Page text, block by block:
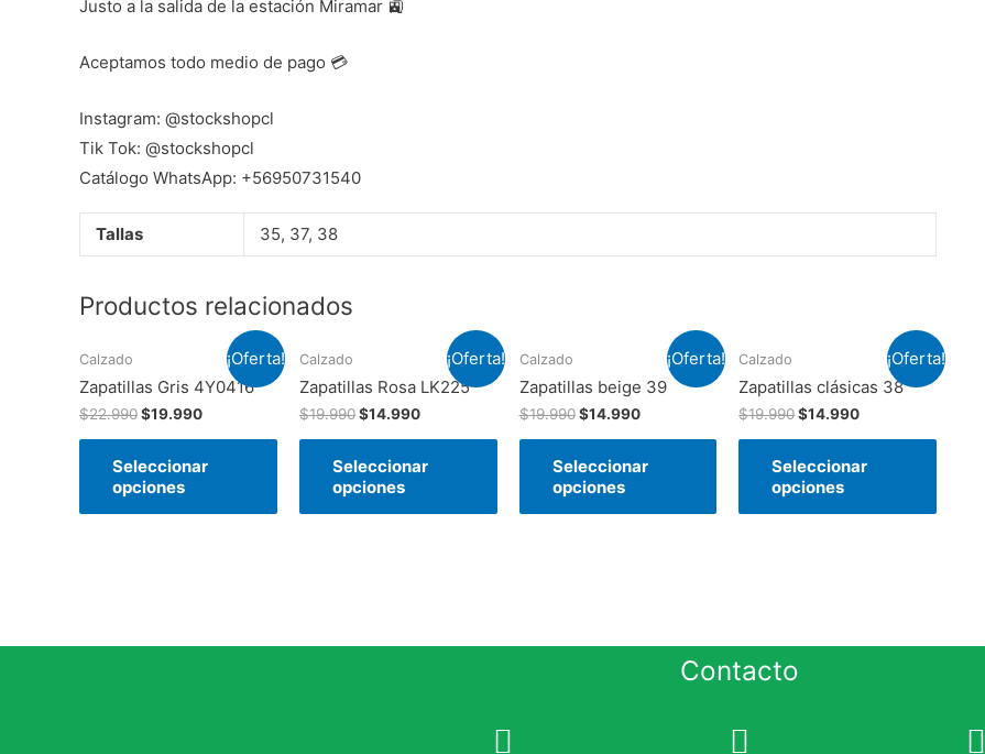
Justo a la salida de la estación Miramar 🚉
Aceptamos todo medio de pago 💳
Instagram: @stockshopcl
Tik Tok: @stockshopcl
Catálogo WhatsApp: +56950731540
Tallas 35, 37, 38
Productos relacionados
¡Oferta!
Calzado
Zapatillas Gris 4Y0416
$22.990$19.990
Seleccionar
opciones
¡Oferta!
Calzado
Zapatillas Rosa LK225
$19.990 $14.990
Seleccionar
opciones
¡Oferta!
Calzado
Zapatillas beige 39
$19.990 $14.990
Seleccionar
opciones
¡Oferta!
Calzado
Zapatillas clásicas 38
$19.990$14.990
Seleccionar
opciones
Contacto